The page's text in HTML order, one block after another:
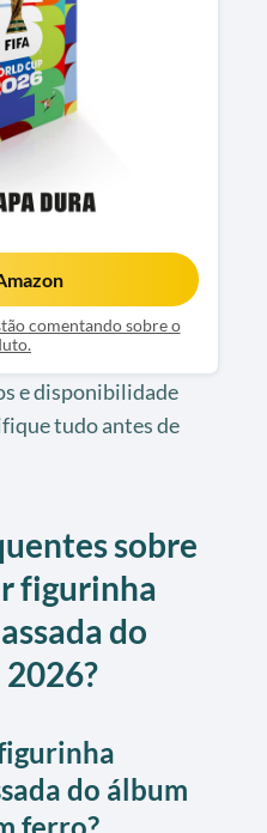
comentando sobre o
e disponibilidade
tudo antes de
sobre
figurinha
do
do álbum